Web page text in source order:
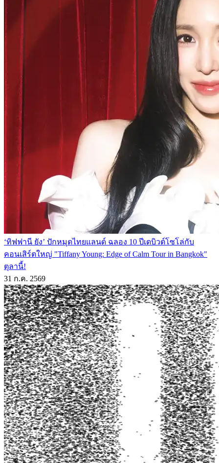
‘ทิฟฟานี ยัง’ ปักหมุดไทยแลนด์ ฉลอง 10 ปีเดบิวต์โซโล่กับ
คอนเสิร์ตใหญ่ "Tiffany Young: Edge of Calm Tour in Bangkok"
ตุลานี้!
31 ก.ค. 2569